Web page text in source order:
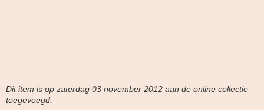
Dit item is op zaterdag 03 november 2012 aan de online collectie
toegevoegd.